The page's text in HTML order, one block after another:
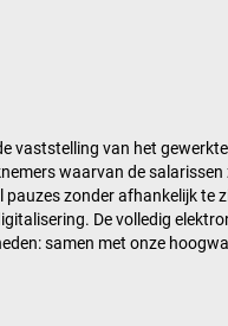
vaststelling van het
waarvan de
zonder afhankelijk
De volledig
samen met onze